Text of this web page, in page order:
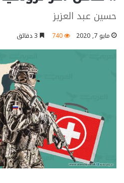
حسين عبد العزيز
مايو 7, 2020 740